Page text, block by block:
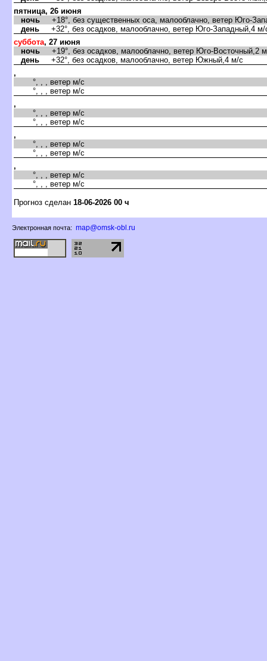
пятница, 26 июня
ночь +18°, без существенных оса, малооблачно, ветер Юго-
день +32°, без осадков, малооблачно, ветер Юго-Западный,4 м/
суббота, 27 июня
ночь +19°, без осадков, малооблачно, ветер Юго-Восточный,2
день +32°, без осадков, малооблачно, ветер Южный,4 м/с
,
°, , , ветер м/с
°, , , ветер м/с
,
°, , , ветер м/с
°, , , ветер м/с
,
°, , , ветер м/с
°, , , ветер м/с
,
°, , , ветер м/с
°, , , ветер м/с
Прогноз сделан 18-06-2026 00 ч
Электронная почта: map@omsk-obl.ru